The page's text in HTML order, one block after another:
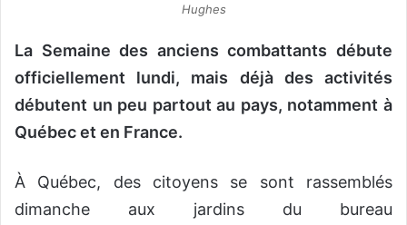
Hughes
La Semaine des anciens combattants débute
officiellement lundi, mais déjà des activités
débutent un peu partout au pays, notamment à
Québec et en France.
À Québec, des citoyens se sont rassemblés
dimanche aux jardins du bureau